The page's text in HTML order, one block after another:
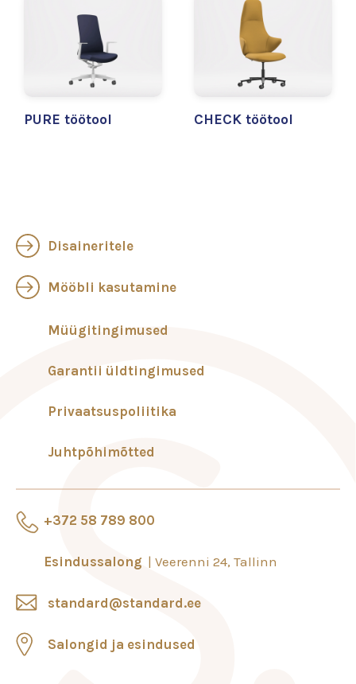
PURE töötool CHECK töötool
+372 58 789 800
Esindussalong Veerenni 24, Tallinn
standard@standard.ee
Salongid ja esindused
Disaineritele
Mööbli kasutamine
Müügitingimused
Garantii üldtingimused
Privaatsuspoliitika
Juhtpõhimõtted